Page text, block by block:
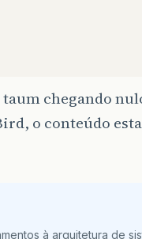
chegando
o conteúdo
à arquitetura de